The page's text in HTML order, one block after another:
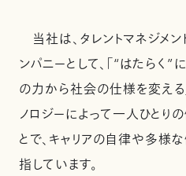
当社は、タレントマネジメン
ンパニーとして、「“はたらく”
の力から社会の仕様を変える
ノロジーによって一人ひとり
とで、キャリアの自律や多様
指しています。